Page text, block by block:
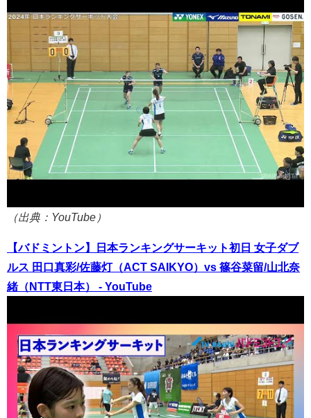
（出典：YouTube）
【バドミントン】日本ランキングサーキット初日 女子ダブ
ルス 田口真彩/佐藤灯（ACT SAIKYO）vs 篠谷菜留/山北奈
緒（NTT東日本） - YouTube